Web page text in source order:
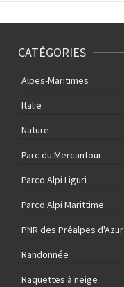
CATÉGORIES
Alpes-Maritimes
Italie
Nature
Parc du Mercantour
Parco Alpi Liguri
Parco Alpi Marittime
PNR des Préalpes d'Azur
Randonnée
Raquettes à neige